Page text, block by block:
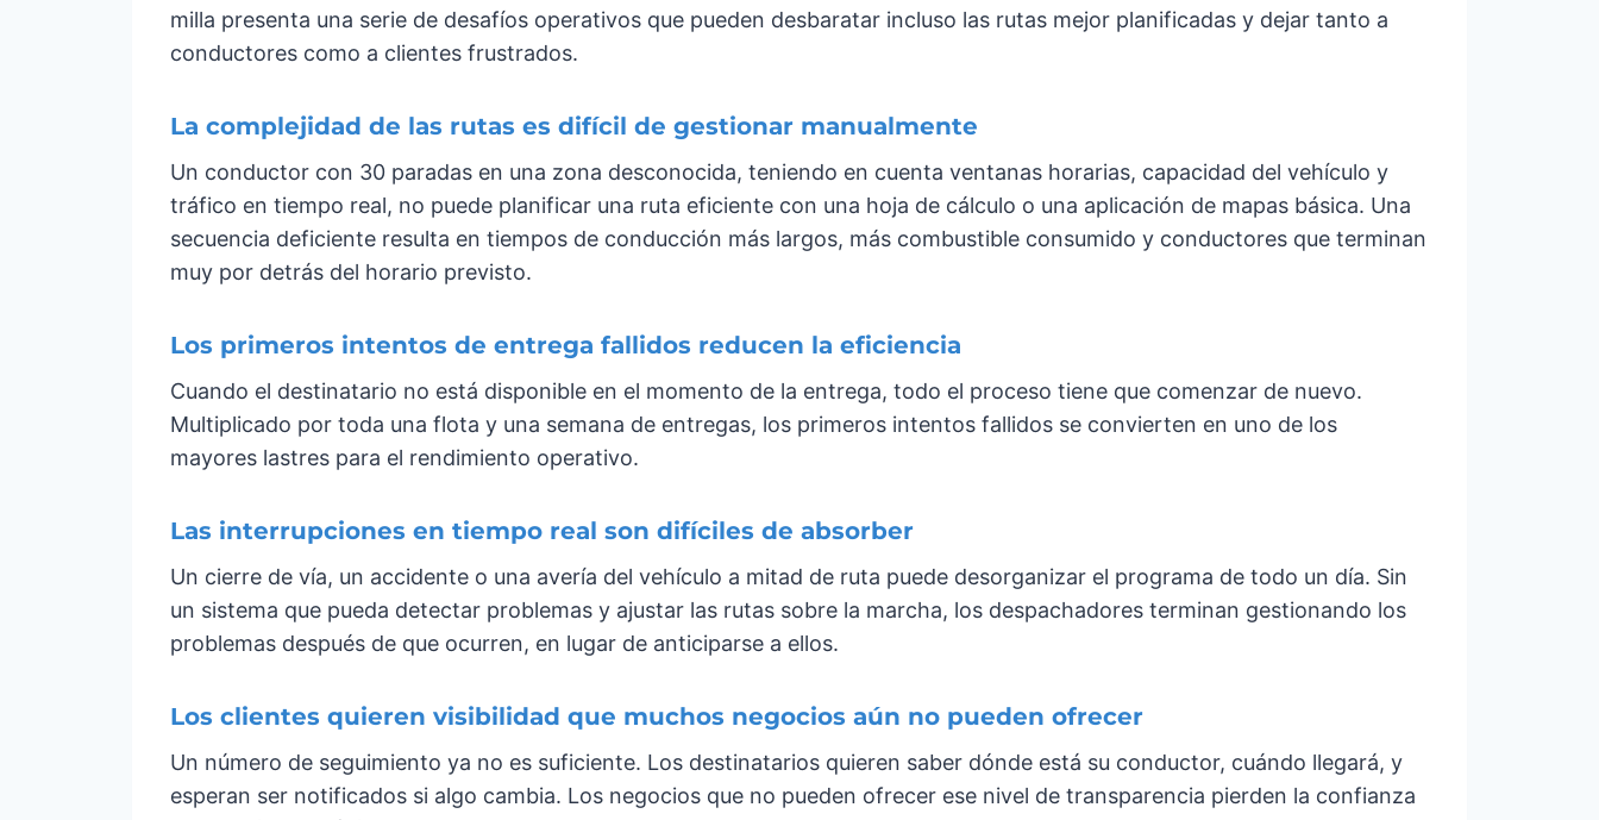
milla presenta una serie de desafíos operativos que pueden desbaratar incluso las rutas mejor planificadas y dejar tanto a
conductores como a clientes frustrados.
La complejidad de las rutas es difícil de gestionar manualmente
Un conductor con 30 paradas en una zona desconocida, teniendo en cuenta ventanas horarias, capacidad del vehículo y
tráfico en tiempo real, no puede planificar una ruta eficiente con una hoja de cálculo o una aplicación de mapas básica. Una
secuencia deficiente resulta en tiempos de conducción más largos, más combustible consumido y conductores que terminan
muy por detrás del horario previsto.
Los primeros intentos de entrega fallidos reducen la eficiencia
Cuando el destinatario no está disponible en el momento de la entrega, todo el proceso tiene que comenzar de nuevo.
Multiplicado por toda una flota y una semana de entregas, los primeros intentos fallidos se convierten en uno de los
mayores lastres para el rendimiento operativo.
Las interrupciones en tiempo real son difíciles de absorber
Un cierre de vía, un accidente o una avería del vehículo a mitad de ruta puede desorganizar el programa de todo un día. Sin
un sistema que pueda detectar problemas y ajustar las rutas sobre la marcha, los despachadores terminan gestionando los
problemas después de que ocurren, en lugar de anticiparse a ellos.
Los clientes quieren visibilidad que muchos negocios aún no pueden ofrecer
Un número de seguimiento ya no es suficiente. Los destinatarios quieren saber dónde está su conductor, cuándo llegará, y
esperan ser notificados si algo cambia. Los negocios que no pueden ofrecer ese nivel de transparencia pierden la confianza